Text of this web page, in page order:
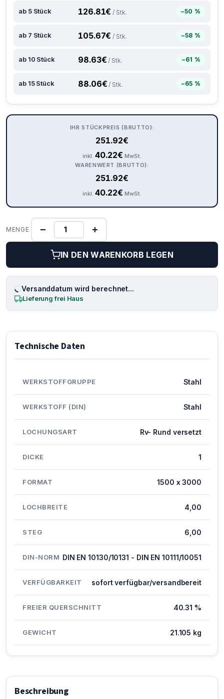
ab 5 Stück 126.81€ / Stk. −50 %
ab 7 Stück 105.67€ / Stk. −58 %
ab 10 Stück 98.63€ / Stk. −61 %
ab 15 Stück 88.06€ / Stk. −65 %
IHR STÜCKPREIS (BRUTTO):
251.92€
inkl. 40.22€ MwSt.
WARENWERT (BRUTTO):
251.92€
inkl. 40.22€ MwSt.
MENGE − +
IN DEN WARENKORB LEGEN
Versanddatum wird berechnet...
Lieferung frei Haus
Technische Daten
WERKSTOFFGRUPPE Stahl
WERKSTOFF (DIN) Stahl
LOCHUNGSART Rv- Rund versetzt
DICKE 1
FORMAT 1500 x 3000
LOCHBREITE 4,00
STEG 6,00
DIN-NORM DIN EN 10130/10131 - DIN EN 10111/10051
VERFÜGBARKEIT sofort verfügbar/versandbereit
FREIER QUERSCHNITT 40.31 %
GEWICHT 21.105 kg
Beschreibung